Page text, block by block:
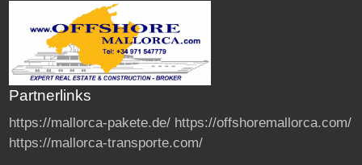
Partnerlinks
https://mallorca-pakete.de/ https://offshoremallorca.com/
https://mallorca-transporte.com/